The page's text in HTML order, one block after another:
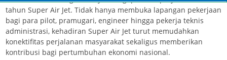
tahun Super Air Jet. Tidak hanya membuka lapangan pekerjaan
bagi para pilot, pramugari, engineer hingga pekerja teknis
administrasi, kehadiran Super Air Jet turut memudahkan
konektifitas perjalanan masyarakat sekaligus memberikan
kontribusi bagi pertumbuhan ekonomi nasional.